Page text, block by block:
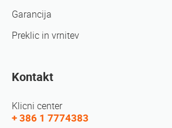
Garancija
Preklic in vrnitev
Kontakt
Klicni center
+ 386 1 7774383